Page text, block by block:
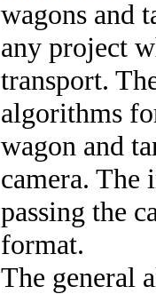
wagons and
any project
transport.
algorithms
wagon and
camera. The
passing the
format.
The general